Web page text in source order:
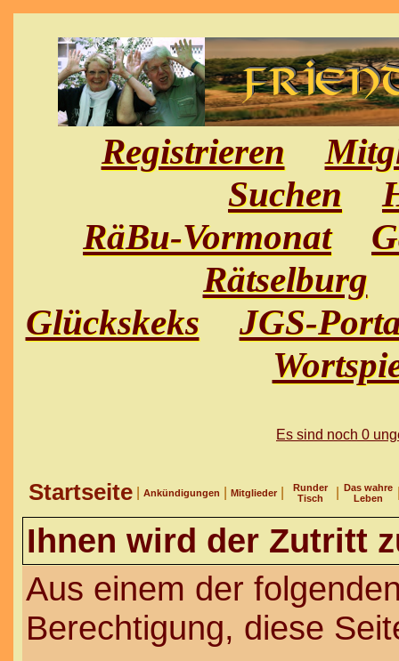
Registrieren
Suchen
RäBu-Vormonat
Rätselburg
Glückskeks
JGS-
Es sind noch 0
Startseite Ankündigungen Mitglieder
Runder
Tisch
Das wahre
Leben
Ihnen wird der Zutritt
Aus einem der
Berechtigung, diese